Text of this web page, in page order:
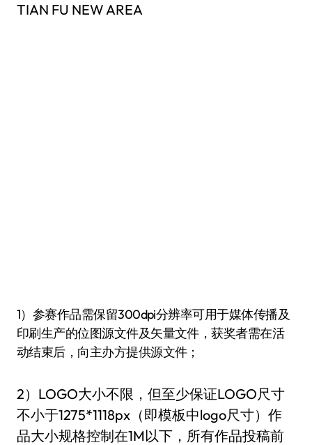
TIAN FU NEW AREA
1）参赛作品需保留300dpi分辨率可用于媒体传播及
印刷生产的位图源文件及矢量文件，获奖者需在活
动结束后，向主办方提供源文件；
2）LOGO大小不限，但至少保证LOGO尺寸
不小于1275*1118px（即模板中logo尺寸）作
品大小规格控制在1M以下，所有作品投稿前